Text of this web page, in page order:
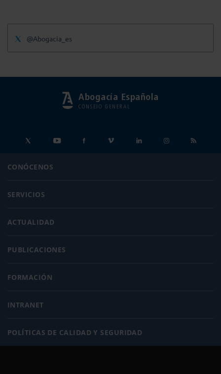
@Abogacia_es
Abogacía Española
CONSEJO GENERAL
CONÓCENOS
SERVICIOS
ACTUALIDAD
PUBLICACIONES
FORMACIÓN
INTRANET
POLÍTICAS DE CALIDAD Y SEGURIDAD